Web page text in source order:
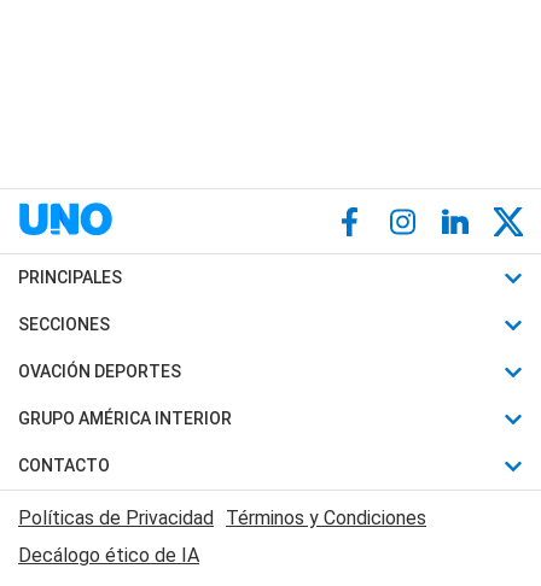
PRINCIPALES
Últimas Noticias
Política
Judiciales
Economia
SECCIONES
Horóscopo
Motores
Trucos caseros
Series y Películas
Edictos y Solicitadas
OVACIÓN DEPORTES
Fútbol
Mundial
Automovilismo
Rugby
GRUPO AMÉRICA INTERIOR
Canal 7 en Vivo
CONTACTO
Acerca de Nosotros
Contactanos
Políticas de Privacidad Términos y Condiciones
Decálogo ético de IA